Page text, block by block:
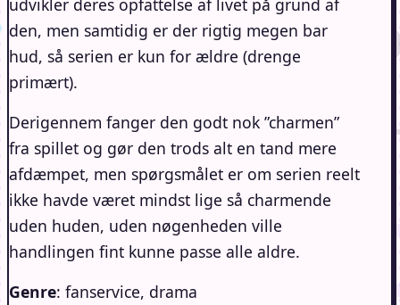
den, men samtidig er der rigtig megen bar
hud, så serien er kun for ældre (drenge
primært).
Derigennem fanger den godt nok ”charmen”
fra spillet og gør den trods alt en tand mere
afdæmpet, men spørgsmålet er om serien reelt
ikke havde været mindst lige så charmende
uden huden, uden nøgenheden ville
handlingen fint kunne passe alle aldre.
Genre: fanservice, drama